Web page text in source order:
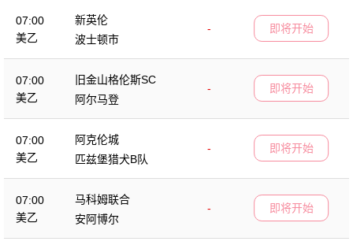
07:00
美乙
新英伦
-
波士顿市
即将开始
07:00
美乙
旧金山格伦斯SC
-
阿尔马登
即将开始
07:00
美乙
阿克伦城
-
匹兹堡猎犬B队
即将开始
07:00
美乙
马科姆联合
-
安阿博尔
即将开始